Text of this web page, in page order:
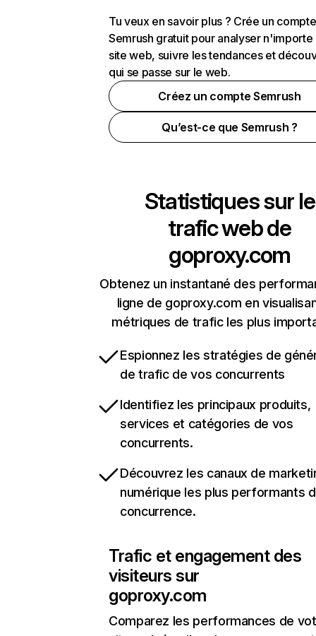
Tu veux en savoir plus ? Crée un compte
Semrush gratuit pour analyser n'importe
site web, suivre les tendances et
qui se passe sur le web.
Créez un compte Semrush
Qu’est-ce que Semrush ?
Statistiques sur le
trafic web de
goproxy.com
Obtenez un instantané des
ligne de goproxy.com en
métriques de trafic les plus
Espionnez les stratégies de
de trafic de vos concurrents
Identifiez les principaux produits,
services et catégories de vos
concurrents.
Découvrez les canaux de
numérique les plus performants
concurrence.
Trafic et engagement des
visiteurs sur
goproxy.com
Comparez les performances de